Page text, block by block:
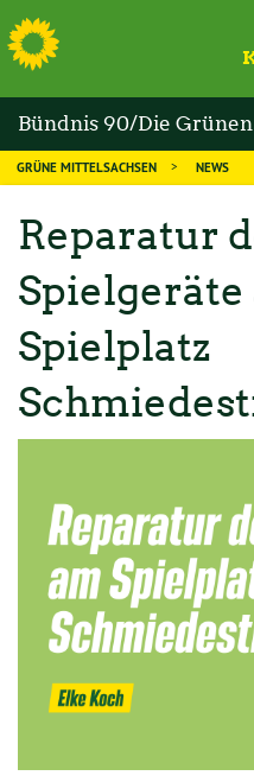
S
Bündnis 90/Die Grünen
Mittelsachsen
WAHLEN
DIE GRÜNEN
MANDATSTRÄGER
THEMEN
KALENDER
NEWS
GRÜNE MITTELSACHSEN NEWS
Reparatur
Spielgeräte
Spielplatz